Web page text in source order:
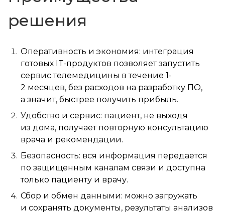
решения
Оперативность и экономия: интеграция
готовых IT-продуктов позволяет запустить
сервис телемедицины в течение 1-
2 месяцев, без расходов на разработку ПО,
а значит, быстрее получить прибыль.
Удобство и сервис: пациент, не выходя
из дома, получает повторную консультацию
врача и рекомендации.
Безопасность: вся информация передается
по защищенным каналам связи и доступна
только пациенту и врачу.
Сбор и обмен данными: можно загружать
и сохранять документы, результаты анализов